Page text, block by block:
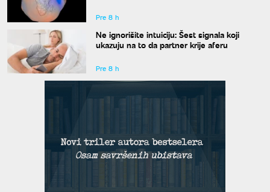
Pre 8 h
Ne ignorišite intuiciju: Šest signala koji
ukazuju na to da partner krije aferu
Pre 8 h